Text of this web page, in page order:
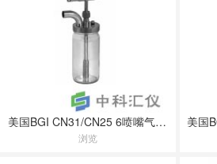
美国BGI CN31/CN25 6喷嘴气溶胶发生器喷雾器(科里森雾化器)
浏览